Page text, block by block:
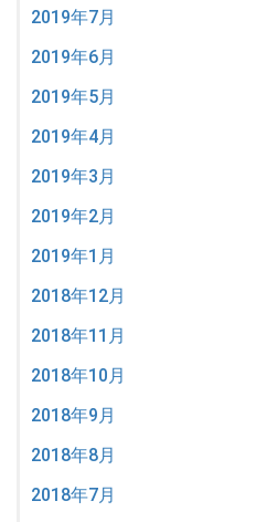
2019年7月
2019年6月
2019年5月
2019年4月
2019年3月
2019年2月
2019年1月
2018年12月
2018年11月
2018年10月
2018年9月
2018年8月
2018年7月